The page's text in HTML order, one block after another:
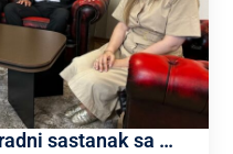
Ministar Škobić održao radni sastanak sa direktorom Financijsko-Informatičke Agencije